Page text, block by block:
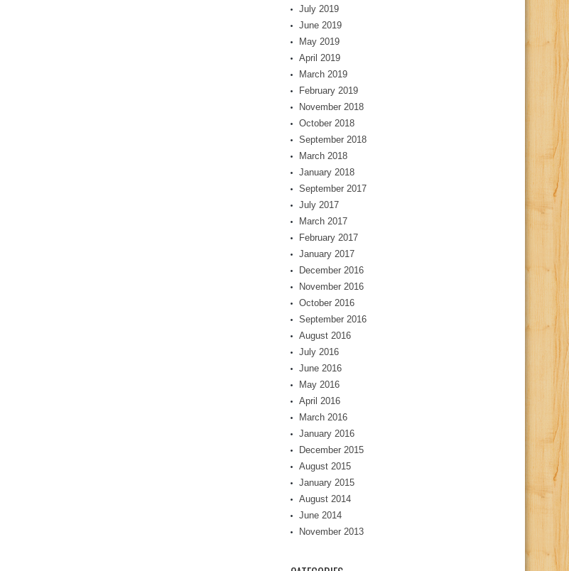
July 2019
June 2019
May 2019
April 2019
March 2019
February 2019
November 2018
October 2018
September 2018
March 2018
January 2018
September 2017
July 2017
March 2017
February 2017
January 2017
December 2016
November 2016
October 2016
September 2016
August 2016
July 2016
June 2016
May 2016
April 2016
March 2016
January 2016
December 2015
August 2015
January 2015
August 2014
June 2014
November 2013